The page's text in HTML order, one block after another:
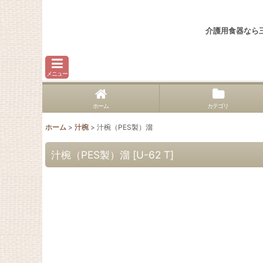
介護用食器なら
メニュー
ホーム カテゴリ
ホーム > 汁椀 > 汁椀（PES製）溜
汁椀（PES製）溜 [U-62 T]